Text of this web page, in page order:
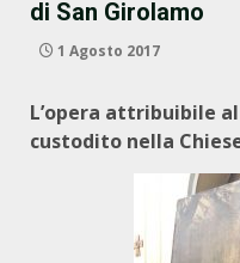
di San Girolamo
1 Agosto 2017
L’opera attribuibile
custodito nella